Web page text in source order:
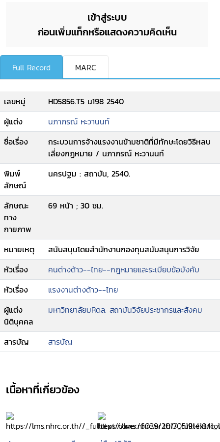
เข้าสู่ระบบ
ก่อนเพิ่มแท็กหรือแสดงความคิดเห็น
Full Record MARC
เลขหมู่
HD5856.T5 น198 2540
ผู้แต่ง
นภาภรณ์ หะวานนท์
ชื่อเรื่อง
กระบวนการจ้างแรงงานข้ามชาติที่มีทักษะโดยวิธีหลบ
เลี่ยงกฏหมาย / นภาภรณ์ หะวานนท์
พิมพ์
ลักษณ์
นครปฐม : สถาบัน, 2540.
ลักษณะ
ทาง
กายภาพ
69 หน้า ; 30 ซม.
หมายเหตุ
สนับสนุนโดยสำนักงานกองทุนสนับสนุนการวิจัย
หัวเรื่อง
คนต่างด้าว--ไทย--กฎหมายและระเบียบข้อบังคับ
หัวเรื่อง
แรงงานต่างด้าว--ไทย
ผู้แต่ง
นิติบุคคล
มหาวิทยาลัยมหิดล. สถาบันวิจัยประชากรและสังคม
สารบัญ สารบัญ
เนื้อหาที่เกี่ยวข้อง